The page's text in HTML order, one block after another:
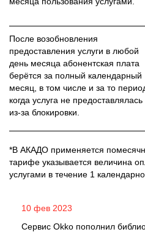
После возобновления
предоставления услуги в любой
день месяца абонентская плата
берётся за полный календарный
месяц, в том числе и за то
когда услуга не предоставлялась
из-за блокировки.
*В АКАДО применяется
тарифе указывается величина
услугами в течение 1
10 фев 2023
Сервис Okko пополнил